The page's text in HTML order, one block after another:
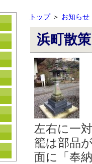
トップ＞ お知らせ
浜町散
左右に一
籠は部品
面に「奉